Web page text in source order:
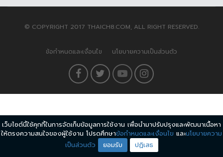
© COPYRIGHT 2017 THAICH8.COM, ALL RIGHT RESERVED.
ข้อกำหนดและเงื่อนไข นโยบายความเป็นส่วนตัว
เว็บไซต์นี้ใช้คุกกี้ในการจัดเก็บข้อมูลการใช้งาน เพื่อนำมาปรับปรุงและพัฒนาเนื้อหา
ให้ตรงความสนใจของผู้ใช้งาน โปรดศึกษาข้อกำหนดและเงื่อนไข และนโยบายความ
เป็นส่วนตัว
ยอมรับ ปฏิเสธ